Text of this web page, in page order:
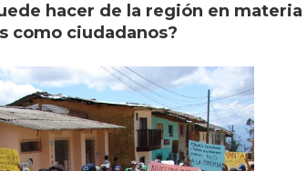
hacer de la región en
como ciudadanos?